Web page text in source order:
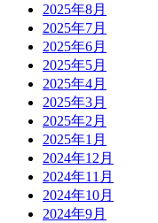
2025年8月
2025年7月
2025年6月
2025年5月
2025年4月
2025年3月
2025年2月
2025年1月
2024年12月
2024年11月
2024年10月
2024年9月